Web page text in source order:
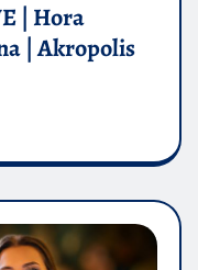
| Hora
| Akropolis